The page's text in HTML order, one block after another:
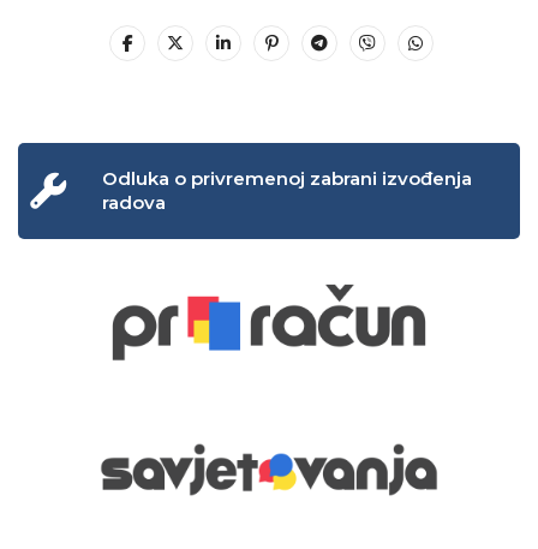
Odluka o privremenoj zabrani izvođenja
radova